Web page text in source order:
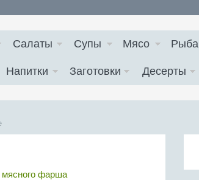
Салаты Супы Мясо Рыба
Напитки Заготовки Десерты
фарша